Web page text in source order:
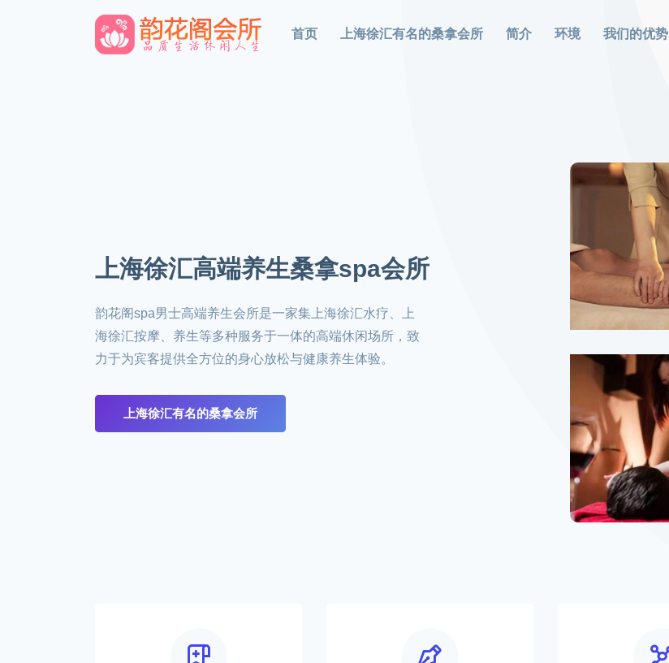
首页 上海徐汇有名的桑拿会所 简介 环境 我们的优势
上海徐汇高端养生桑拿spa会所
韵花阁spa男士高端养生会所是一家集上海徐汇水疗、上
海徐汇按摩、养生等多种服务于一体的高端休闲场所，致
力于为宾客提供全方位的身心放松与健康养生体验。
上海徐汇有名的桑拿会所